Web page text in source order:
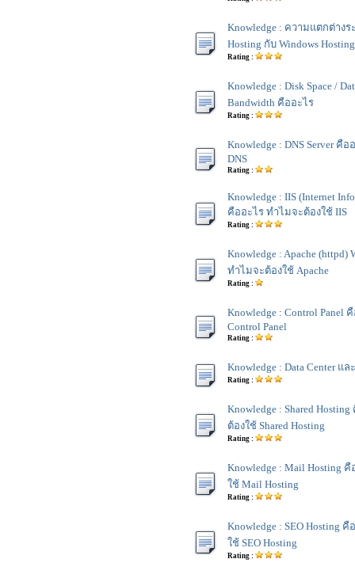
Knowledge : ความแตกต่างร
Hosting กับ Windows Hosting
Rating :
Knowledge : Disk Space /
Bandwidth คืออะไร
Rating :
Knowledge : DNS Server คื
DNS
Rating :
Knowledge : IIS (Internet
คืออะไร ทำไมจะต้องใช้ IIS
Rating :
Knowledge : Apache (httpd)
ทำไมจะต้องใช้ Apache
Rating :
Knowledge : Control Panel
Control Panel
Rating :
Knowledge : Data Center แล
Rating :
Knowledge : Shared
ต้องใช้ Shared Hosting
Rating :
Knowledge : Mail Hosting
ใช้ Mail Hosting
Rating :
Knowledge : SEO Hosting
ใช้ SEO Hosting
Rating :